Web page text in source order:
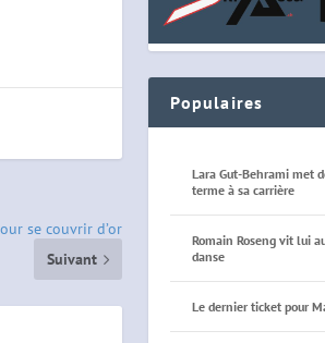
se couvrir d’or
Suivant
Populaires
Lara Gut-Behrami met
terme à sa carrière
Romain Roseng vit lui
danse
Le dernier ticket pour